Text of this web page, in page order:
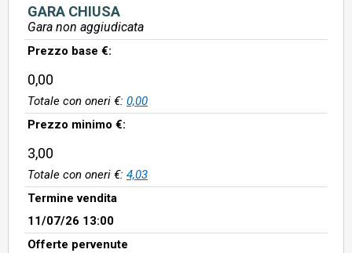
GARA CHIUSA
Gara non aggiudicata
Prezzo base €:
0,00
Totale con oneri €: 0,00
Prezzo minimo €:
3,00
Totale con oneri €: 4,03
Termine vendita
11/07/26 13:00
Offerte pervenute